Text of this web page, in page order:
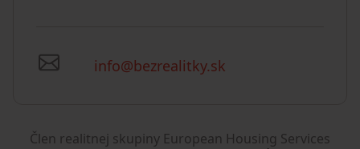
info@bezrealitky.sk
Člen realitnej skupiny European Housing Services